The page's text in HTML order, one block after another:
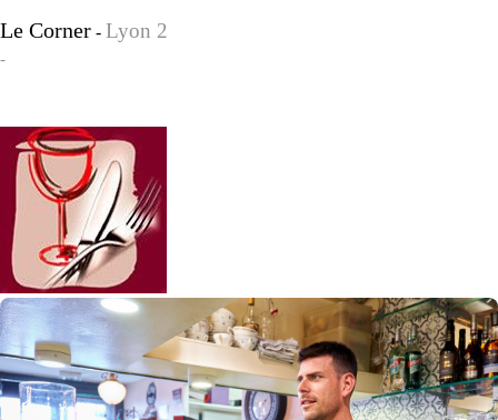
Le Corner - Lyon 2
-